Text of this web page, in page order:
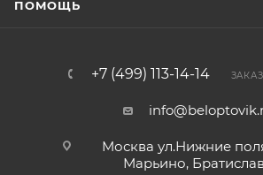
ПОМОЩЬ
+7 (499) 113-14-14
Москва ул.Нижние
Марьино,